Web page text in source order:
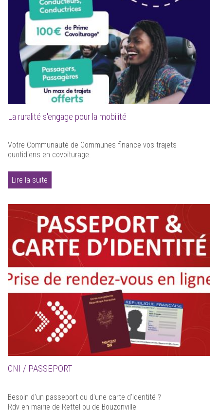
La ruralité s'engage pour la mobilité
Votre Communauté de Communes finance vos trajets
quotidiens en covoiturage.
Lire la suite
CNI / PASSEPORT
Besoin d'un passeport ou d'une carte d'identité ?
Rdv en mairie de Rettel ou de Bouzonville